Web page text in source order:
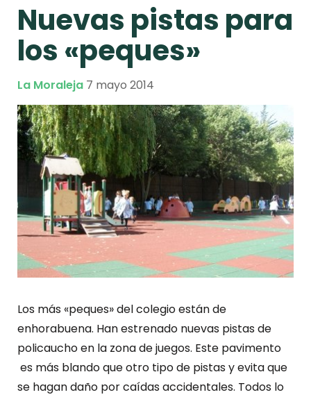
Nuevas pistas para
los «peques»
La Moraleja 7 mayo 2014
Los más «peques» del colegio están de
enhorabuena. Han estrenado nuevas pistas de
policaucho en la zona de juegos. Este pavimento
es más blando que otro tipo de pistas y evita que
se hagan daño por caídas accidentales. Todos lo